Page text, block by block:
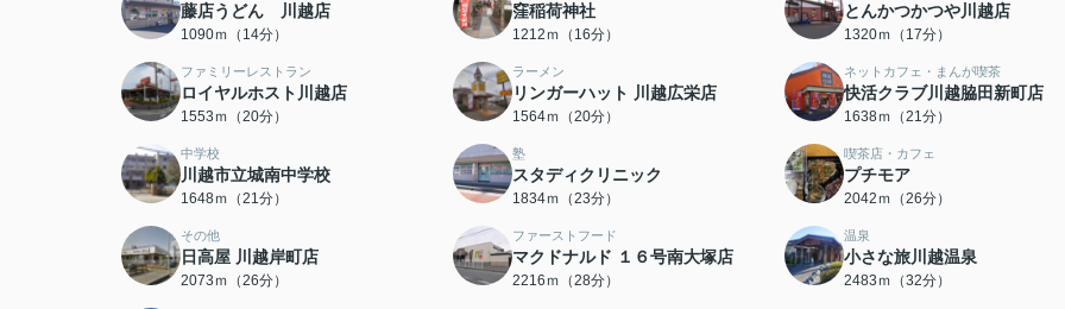
藤店うどん 川越店
1090ｍ（14分）
窪稲荷神社
1212ｍ（16分）
とんかつかつや川越店
1320ｍ（17分）
ファミリーレストラン
ロイヤルホスト川越店
1553ｍ（20分）
ラーメン
リンガーハット 川越広栄店
1564ｍ（20分）
ネットカフェ・まんが喫茶
快活クラブ川越脇田新町店
1638ｍ（21分）
中学校
川越市立城南中学校
1648ｍ（21分）
塾
スタディクリニック
1834ｍ（23分）
喫茶店・カフェ
プチモア
2042ｍ（26分）
その他
日高屋 川越岸町店
2073ｍ（26分）
ファーストフード
マクドナルド １６号南大塚店
2216ｍ（28分）
温泉
小さな旅川越温泉
2483ｍ（32分）